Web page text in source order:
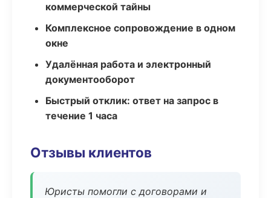
коммерческой тайны
Комплексное сопровождение в одном
окне
Удалённая работа и электронный
документооборот
Быстрый отклик: ответ на запрос в
течение 1 часа
Отзывы клиентов
Юристы помогли с договорами и